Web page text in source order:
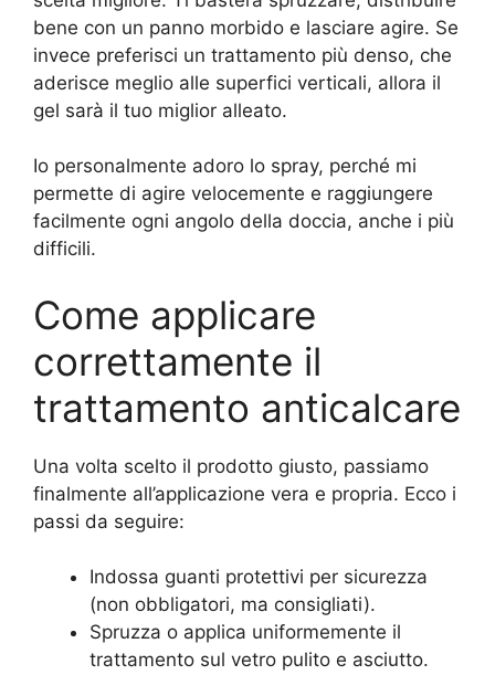
bene con un panno morbido e lasciare agire. Se
invece preferisci un trattamento più denso, che
aderisce meglio alle superfici verticali, allora il
gel sarà il tuo miglior alleato.
Io personalmente adoro lo spray, perché mi
permette di agire velocemente e raggiungere
facilmente ogni angolo della doccia, anche i più
difficili.
Come applicare
correttamente il
trattamento anticalcare
Una volta scelto il prodotto giusto, passiamo
finalmente all’applicazione vera e propria. Ecco i
passi da seguire:
Indossa guanti protettivi per sicurezza
(non obbligatori, ma consigliati).
Spruzza o applica uniformemente il
trattamento sul vetro pulito e asciutto.